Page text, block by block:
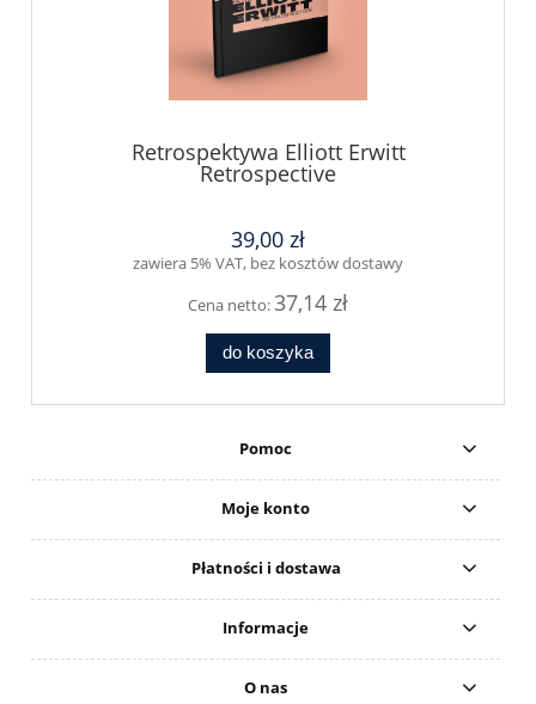
Retrospektywa Elliott Erwitt
Retrospective
39,00 zł
zawiera 5% VAT, bez kosztów dostawy
Cena netto:37,14 zł
do koszyka
Pomoc
Moje konto
Płatności i dostawa
Informacje
O nas